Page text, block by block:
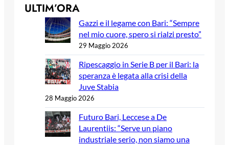
ULTIM’ORA
Gazzi e il legame con Bari: “Sempre
nel mio cuore, spero si rialzi presto”
29 Maggio 2026
Ripescaggio in Serie B per il Bari: la
speranza è legata alla crisi della
Juve Stabia
28 Maggio 2026
Futuro Bari, Leccese a De
Laurentiis: “Serve un piano
industriale serio, non siamo una